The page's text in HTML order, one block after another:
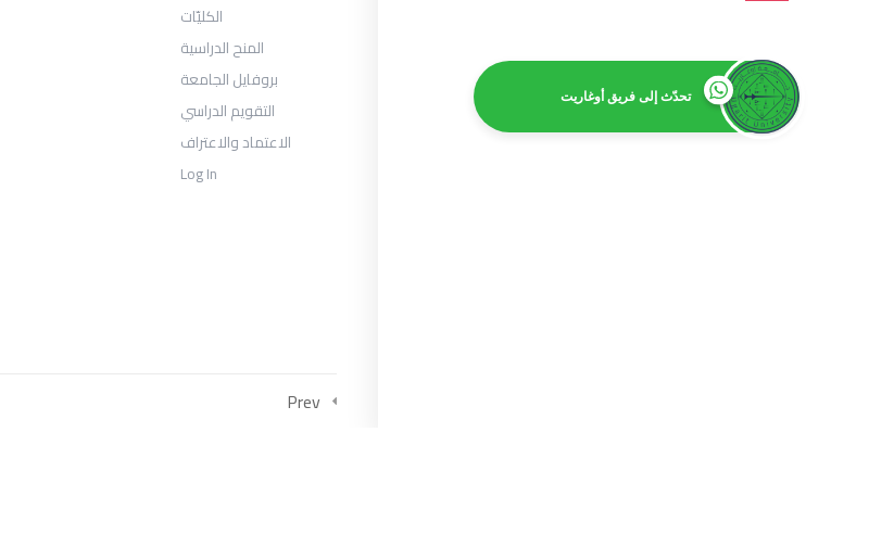
Prev
الكليّات
المنح الدراسية
بروفايل الجامعة
التقويم الدراسي
الاعتماد والاعتراف
Log In
بكالوريوس العلاقات العامة والاتصال التسويقي
تحدّث إلى فريق أوغاريت